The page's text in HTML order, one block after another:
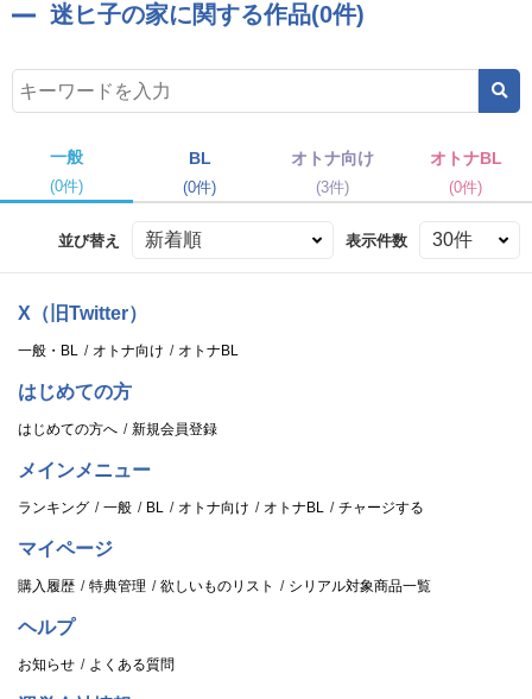
迷ヒ子の家に関する作品(0件)
一般
(0件)
BL
(0件)
オトナ向け
(3件)
オトナBL
(0件)
並び替え 表示件数
X（旧Twitter）
一般・BL オトナ向け オトナBL
はじめての方
はじめての方へ 新規会員登録
メインメニュー
ランキング 一般 BL オトナ向け オトナBL チャージする
マイページ
購入履歴 特典管理 欲しいものリスト シリアル対象商品一覧
ヘルプ
お知らせ よくある質問